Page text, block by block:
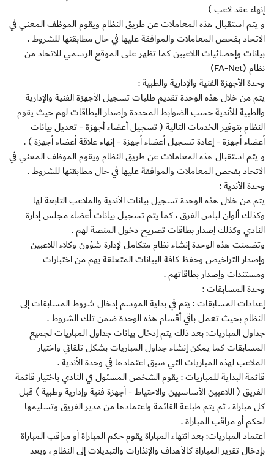
إنهاء عقد لاعب )
و يتم استقبال هذه المعاملات عن طريق النظام ويقوم الموظف المعني في
الاتحاد بفحص المعاملات والموافقة عليها في حال مطابقتها للشروط .
بيانات وإحصائيات اللاعبين كما تظهر على الموقع الرسمي للاتحاد من
نظام (FA-Net)
وحدة الأجهزة الفنية والإدارية والطبية :
يتم من خلال هذه الوحدة تقديم طلبات تسجيل الأجهزة الفنية والإدارية
والطبية للأندية حسب الضوابط المحددة وإصدار البطاقات لهم حيث يقوم
النظام بتوفير الخدمات التالية ( تسجيل أعضاء أجهزة - تعديل بيانات
أعضاء أجهزة - إعادة تسجيل أعضاء أجهزة - إنهاء علاقة أعضاء أجهزة ) .
و يتم استقبال هذه المعاملات عن طريق النظام ويقوم الموظف المعني في
الاتحاد بفحص المعاملات والموافقة عليها في حال مطابقتها للشروط .
وحدة الأندية :
يتم من خلال هذه الوحدة تسجيل بيانات الأندية والملاعب التابعة لها
وكذلك ألوان لباس الفرق ، كما يتم تسجيل بيانات أعضاء مجلس إدارة
النادي وكذلك إصدار بطاقات تصريح دخول المنصة لهم .
وتضمنت هذه الوحدة إنشاء نظام متكامل لإدارة شؤون وكلاء اللاعبين
وإصدار التراخيص وحفظ كافة البيانات المتعلقة بهم من اختبارات
ومستندات وإصدار بطاقاتهم .
وحدة المسابقات :
إعدادات المسابقات : يتم في بداية الموسم إدخال شروط المسابقات إلى
النظام بحيث تعمل باقي أقسام هذه الوحدة ضمن تلك الشروط .
جداول المباريات: بعد ذلك يتم إدخال بيانات جداول المباريات لجميع
المسابقات كما يمكن إنشاء جداول المباريات بشكل تلقائي واختيار
الملاعب لهذه المباريات التي سبق اعتمادها في وحدة الأندية .
قائمة البداية للمباريات : يقوم الشخص المسئول في النادي باختيار قائمة
الفريق ( اللاعبين الأساسيين والاحتياط - أجهزة فنية وإدارية وطبية ) قبل
كل مباراة ، ثم يتم طباعة القائمة واعتمادها من مدير الفريق وتسليمها
لحكم أو مراقب المباراة .
اعتماد المباريات: بعد انتهاء المباراة يقوم حكم المباراة أو مراقب المباراة
بإدخال تقرير المباراة كالأهداف والإنذارات والتبديلات إلى النظام ، وبعد